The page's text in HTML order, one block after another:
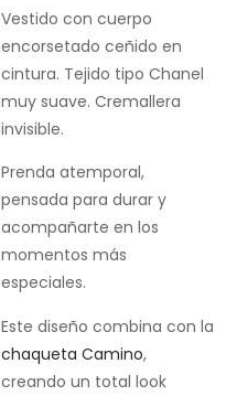
Vestido con cuerpo
encorsetado ceñido en
cintura. Tejido tipo Chanel
muy suave. Cremallera
invisible.
Prenda atemporal,
pensada para durar y
acompañarte en los
momentos más
especiales.
Este diseño combina con la
chaqueta Camino,
creando un total look